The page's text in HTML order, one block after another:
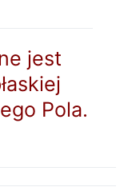
jest
Pola.